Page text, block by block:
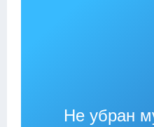
Не убран